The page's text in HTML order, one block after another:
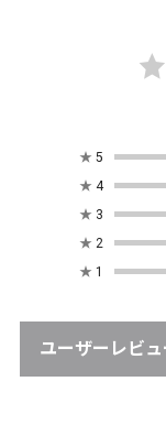
★ 5
★ 4
★ 3
★ 2
★ 1
ユーザーレビュ